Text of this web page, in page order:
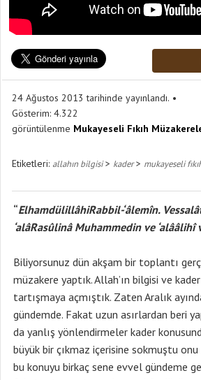
24 Ağustos 2013 tarihinde yayınlandı.
Gösterim: 4.322
görüntülenme Mukayeseli Fıkıh
Etiketleri: allahın bilgisi> kader> mukayeseli
“ElhamdülillâhiRabbil-‘âlemîn.
‘alâRasûlinâ Muhammedin ve ‘alââlihî
Biliyorsunuz dün akşam bir toplantı
müzakere yaptık. Allah’ın bilgisi ve
tartışmaya açmıştık. Zaten Aralık
gündemde. Fakat uzun asırlardan beri
da yanlış yönlendirmeler kader
büyük bir çıkmaz içerisine sokmuştu
bu konuyu birkaç sene evvel gündeme